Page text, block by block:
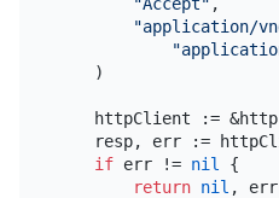
"application/
    )
httpClient :=
resp, err :=
if err != nil
{
return nil , err